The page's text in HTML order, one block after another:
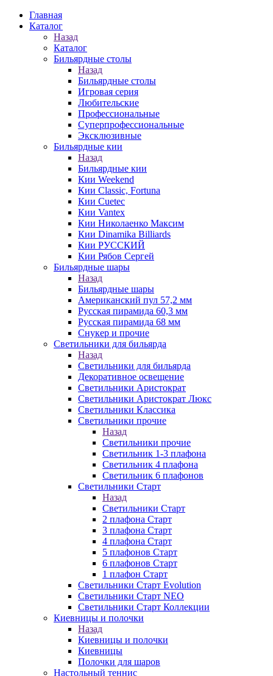
Главная
Каталог
Назад
Каталог
Бильярдные столы
Назад
Бильярдные столы
Игровая серия
Любительские
Профессиональные
Суперпрофессиональные
Эксклюзивные
Бильярдные кии
Назад
Бильярдные кии
Кии Weekend
Кии Classic, Fortuna
Кии Cuetec
Кии Vantex
Кии Николаенко Максим
Кии Dinamika Billiards
Кии РУССКИЙ
Кии Рябов Сергей
Бильярдные шары
Назад
Бильярдные шары
Американский пул 57,2 мм
Русская пирамида 60,3 мм
Русская пирамида 68 мм
Снукер и прочие
Светильники для бильярда
Назад
Светильники для бильярда
Декоративное освещение
Светильники Аристократ
Светильники Аристократ Люкс
Светильники Классика
Светильники прочие
Назад
Светильники прочие
Светильник 1-3 плафона
Светильник 4 плафона
Светильник 6 плафонов
Светильники Старт
Назад
Светильники Старт
2 плафона Старт
3 плафона Старт
4 плафона Старт
5 плафонов Старт
6 плафонов Старт
1 плафон Старт
Светильники Старт Evolution
Светильники Старт NEO
Светильники Старт Коллекции
Киевницы и полочки
Назад
Киевницы и полочки
Киевницы
Полочки для шаров
Настольный теннис